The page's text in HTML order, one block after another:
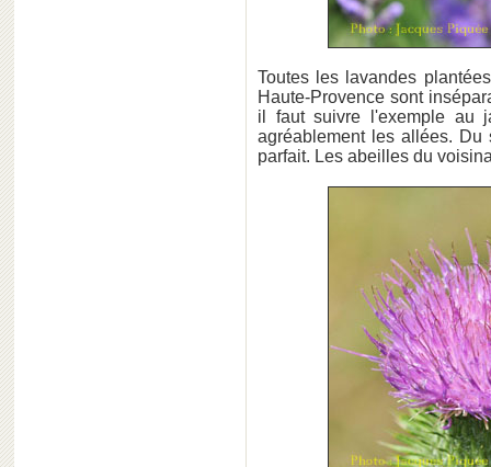
Toutes les lavandes
Haute-Provence sont
il faut suivre l'exemple au
agréablement les allées.
parfait. Les abeilles du